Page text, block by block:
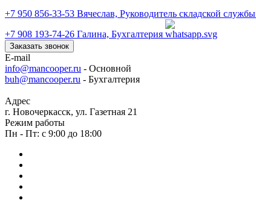
+7 950 856-33-53 Вячеслав, Руководитель складской службы
+7 908 193-74-26 Галина, Бухгалтерия
Заказать звонок
E-mail
info@mancooper.ru - Основной
buh@mancooper.ru - Бухгалтерия
Адрес
г. Новочеркасск, ул. Газетная 21
Режим работы
Пн - Пт: с 9:00 до 18:00